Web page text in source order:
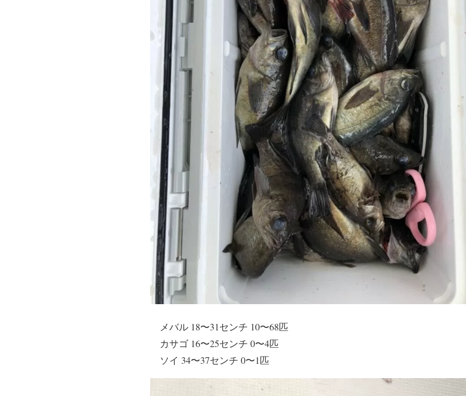
メバル 18〜31センチ 10〜68匹
カサゴ 16〜25センチ 0〜4匹
ソイ 34〜37センチ 0〜1匹